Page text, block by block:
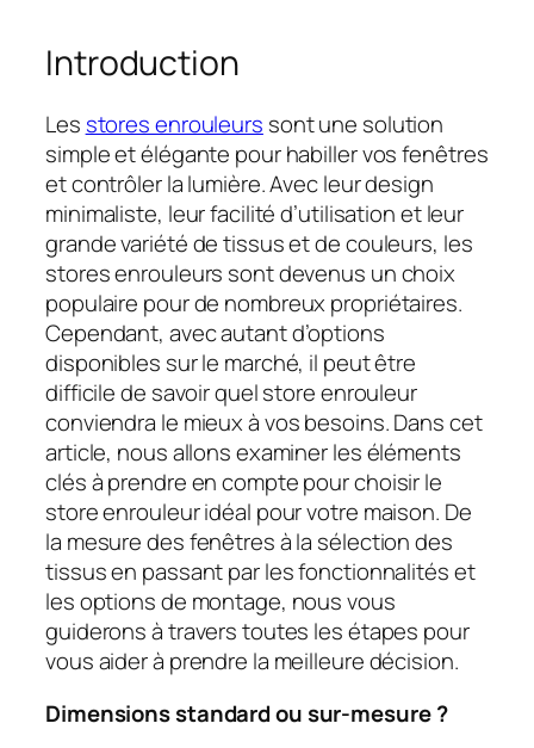
Introduction
Les stores enrouleurs sont une solution
simple et élégante pour habiller vos fenêtres
et contrôler la lumière. Avec leur design
minimaliste, leur facilité d’utilisation et leur
grande variété de tissus et de couleurs, les
stores enrouleurs sont devenus un choix
populaire pour de nombreux propriétaires.
Cependant, avec autant d’options
disponibles sur le marché, il peut être
difficile de savoir quel store enrouleur
conviendra le mieux à vos besoins. Dans cet
article, nous allons examiner les éléments
clés à prendre en compte pour choisir le
store enrouleur idéal pour votre maison. De
la mesure des fenêtres à la sélection des
tissus en passant par les fonctionnalités et
les options de montage, nous vous
guiderons à travers toutes les étapes pour
vous aider à prendre la meilleure décision.
Dimensions standard ou sur-mesure ?